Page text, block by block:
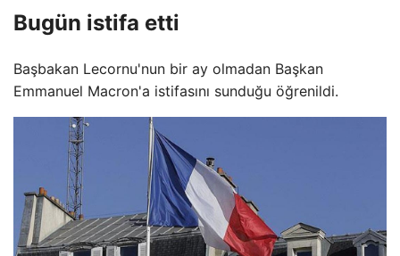
Bugün istifa etti
Başbakan Lecornu'nun bir ay olmadan Başkan
Emmanuel Macron'a istifasını sunduğu öğrenildi.